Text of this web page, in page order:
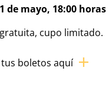
de mayo, 18:00 horas
cupo limitado.
tus boletos aquí